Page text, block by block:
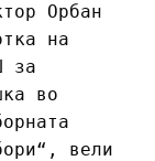
Орбан
на
за
во
вели